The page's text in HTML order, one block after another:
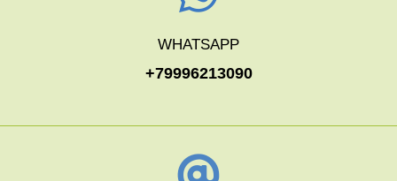
WHATSAPP
+79996213090